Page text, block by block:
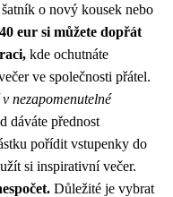
o nový kousek nebo
eur si můžete dopřát
kde ochutnáte
ve společnosti přátel.
nezapomenutelné
dáváte přednost
pořídit vstupenky do
si inspirativní večer.
Důležité je vybrat